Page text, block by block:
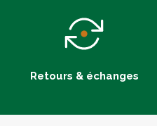
Retours & échanges